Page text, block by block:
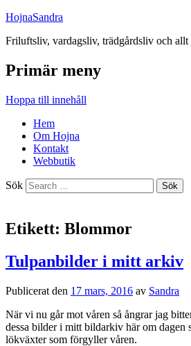
HojnaSandra
Friluftsliv, vardagsliv, trädgårdsliv och allt
Primär meny
Hoppa till innehåll
Hem
Om Hojna
Kontakt
Webbutik
Sök
Etikett: Blommor
Tulpanbilder i mitt arkiv
Publicerat den 17 mars, 2016 av Sandra
När vi nu går mot våren så ångrar jag
dessa bilder i mitt bildarkiv här om dagen
lökväxter som förgyller våren.